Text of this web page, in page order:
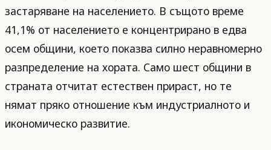
застаряване на населението. В същото време
41,1% от населението е концентрирано в едва
осем общини, което показва силно неравномерно
разпределение на хората. Само шест общини в
страната отчитат естествен прираст, но те
нямат пряко отношение към индустриалното и
икономическо развитие.